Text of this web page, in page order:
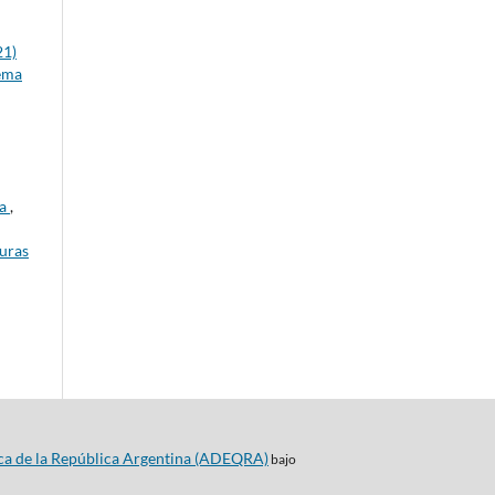
,
de la República Argentina (ADEQRA)bajo